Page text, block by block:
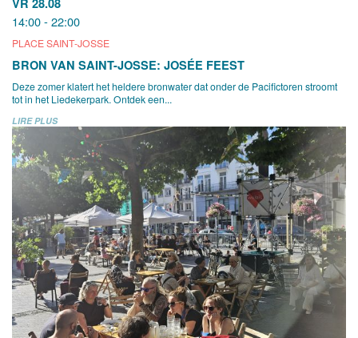
VR 28.08
14:00 - 22:00
PLACE SAINT-JOSSE
BRON VAN SAINT-JOSSE: JOSÉE FEEST
Deze zomer klatert het heldere bronwater dat onder de Pacifictoren stroomt
tot in het Liedekerpark. Ontdek een...
LIRE PLUS